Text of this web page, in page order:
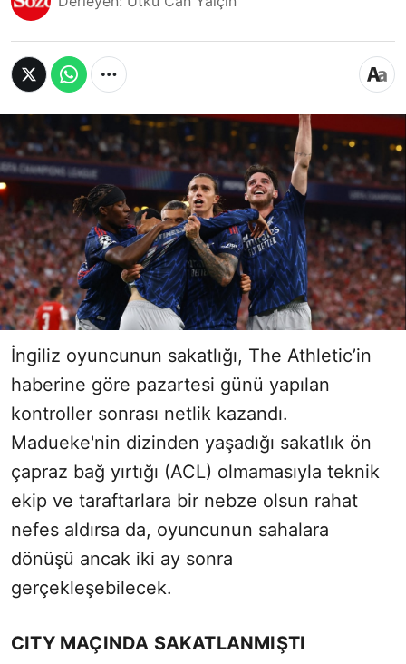
İngiliz oyuncunun sakatlığı, The Athletic’in
haberine göre pazartesi günü yapılan
kontroller sonrası netlik kazandı.
Madueke'nin dizinden yaşadığı sakatlık ön
çapraz bağ yırtığı (ACL) olmamasıyla teknik
ekip ve taraftarlara bir nebze olsun rahat
nefes aldırsa da, oyuncunun sahalara
dönüşü ancak iki ay sonra
gerçekleşebilecek.
CITY MAÇINDA SAKATLANMIŞTI